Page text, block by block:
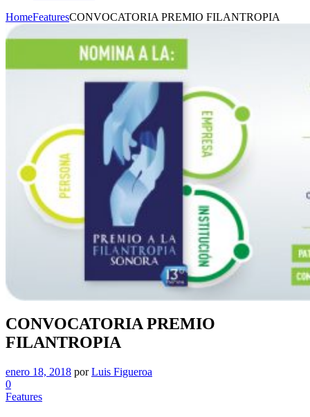
HomeFeaturesCONVOCATORIA PREMIO FILANTROPIA
CONVOCATORIA PREMIO
FILANTROPIA
enero 18, 2018 porLuis Figueroa
0
Features